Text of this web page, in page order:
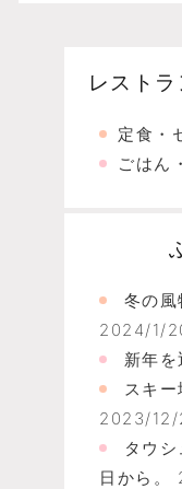
レスト
定食・
ごはん
冬の風
2024/1/
新年を
スキー
2023/12/
タウ
日から。